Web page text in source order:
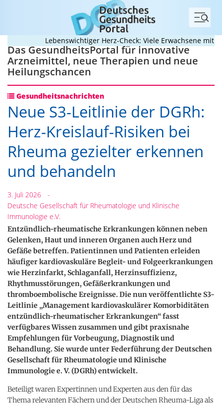
Menü
Lebenswichtiger Herz-Check: Viele Erwachsene mit
Das GesundheitsPortal für innovative
Arzneimittel, neue Therapien und neue
Heilungschancen
Gesundheitsnachrichten
Neue S3-Leitlinie der DGRh:
Herz-Kreislauf-Risiken bei
Rheuma gezielter erkennen
und behandeln
3. Juli 2026
-
Deutsche Gesellschaft für Rheumatologie und Klinische
Immunologie e.V.
Entzündlich-rheumatische Erkrankungen können neben
Gelenken, Haut und inneren Organen auch Herz und
Gefäße betreffen. Patientinnen und Patienten erleiden
häufiger kardiovaskuläre Begleit- und Folgeerkrankungen
wie Herzinfarkt, Schlaganfall, Herzinsuffizienz,
Rhythmusstörungen, Gefäßerkrankungen und
thromboembolische Ereignisse. Die nun veröffentlichte S3-
Leitlinie „Management kardiovaskulärer Komorbiditäten
entzündlich-rheumatischer Erkrankungen“ fasst
verfügbares Wissen zusammen und gibt praxisnahe
Empfehlungen für Vorbeugung, Diagnostik und
Behandlung. Sie wurde unter Federführung der Deutschen
Gesellschaft für Rheumatologie und Klinische
Immunologie e. V. (DGRh) entwickelt.
Beteiligt waren Expertinnen und Experten aus den für das
Thema relevanten Fächern und der Deutschen Rheuma-Liga als